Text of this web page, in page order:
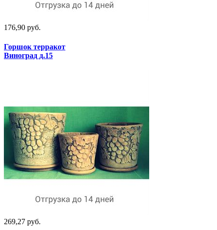
176,90 руб.
Горшок терракот
Виноград д.15
269,27 руб.